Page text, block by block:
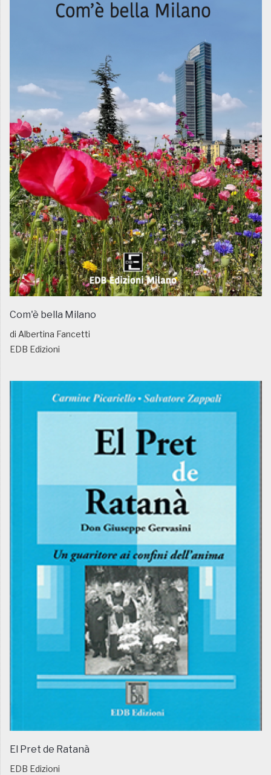
Com'è bella Milano
di Albertina Fancetti
EDB Edizioni
El Pret de Ratanà
EDB Edizioni